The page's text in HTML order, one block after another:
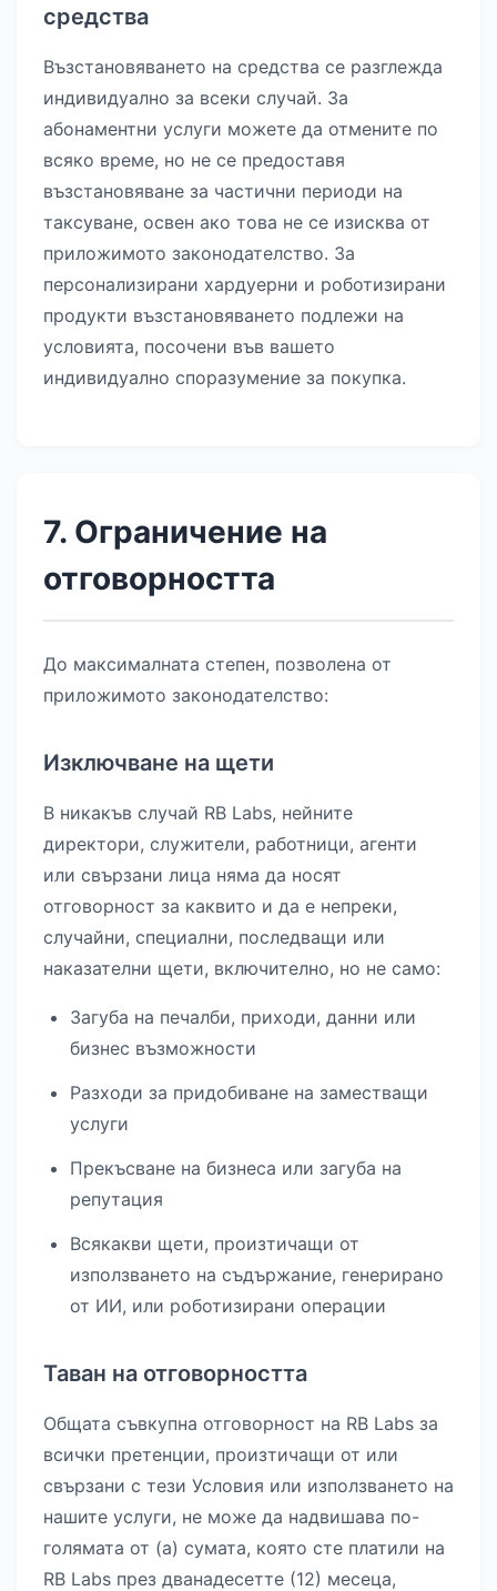
средства
Възстановяването на средства се разглежда
индивидуално за всеки случай. За
абонаментни услуги можете да отмените по
всяко време, но не се предоставя
възстановяване за частични периоди на
таксуване, освен ако това не се изисква от
приложимото законодателство. За
персонализирани хардуерни и роботизирани
продукти възстановяването подлежи на
условията, посочени във вашето
индивидуално споразумение за покупка.
7. Ограничение на
отговорността
До максималната степен, позволена от
приложимото законодателство:
Изключване на щети
В никакъв случай RB Labs, нейните
директори, служители, работници, агенти
или свързани лица няма да носят
отговорност за каквито и да е непреки,
случайни, специални, последващи или
наказателни щети, включително, но не само:
Загуба на печалби, приходи, данни или
бизнес възможности
Разходи за придобиване на заместващи
услуги
Прекъсване на бизнеса или загуба на
репутация
Всякакви щети, произтичащи от
използването на съдържание, генерирано
от ИИ, или роботизирани операции
Таван на отговорността
Общата съвкупна отговорност на RB Labs за
всички претенции, произтичащи от или
свързани с тези Условия или използването на
нашите услуги, не може да надвишава по-
голямата от (а) сумата, която сте платили на
RB Labs през дванадесетте (12) месеца,